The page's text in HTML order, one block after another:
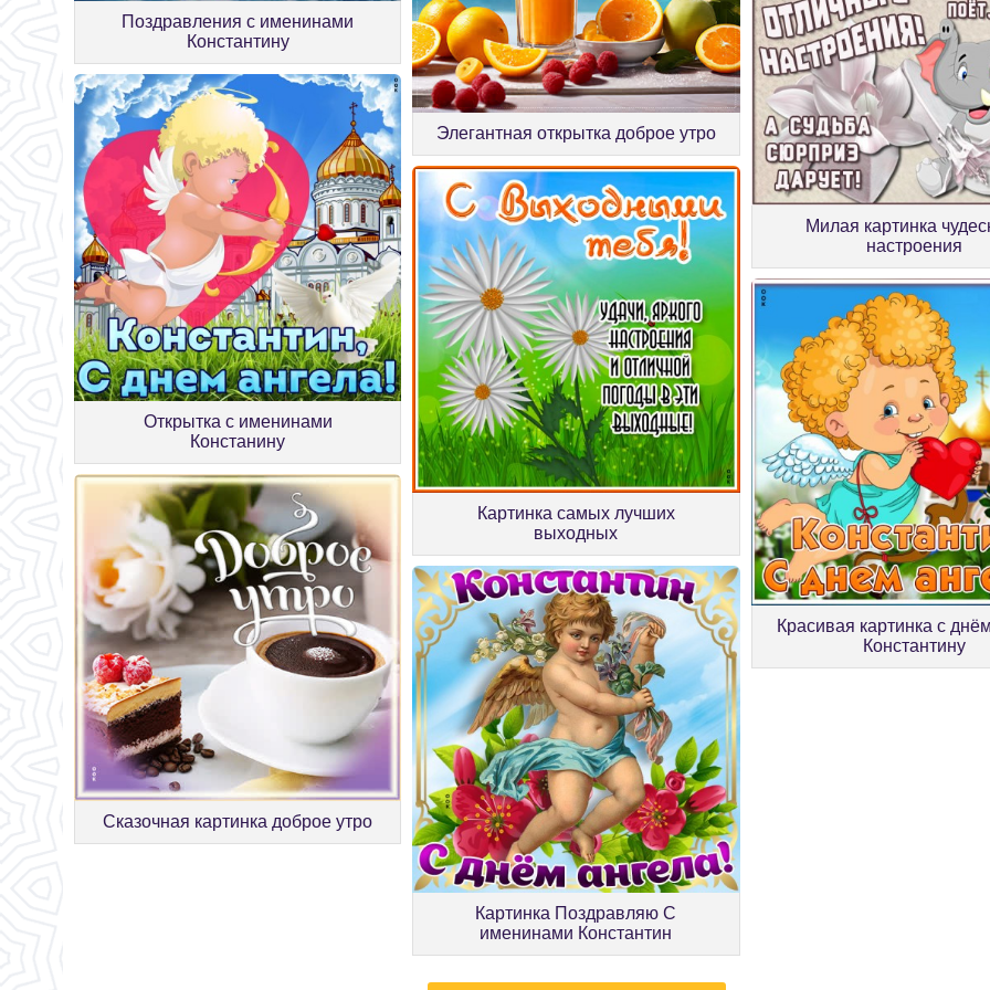
Поздравления с именинами
Константину
Элегантная открытка доброе утро
Милая картинка
настроения
Открытка с именинами
Констанину
Картинка самых лучших
выходных
Красивая картинка с
Константину
Сказочная картинка доброе утро
Картинка Поздравляю С
именинами Константин